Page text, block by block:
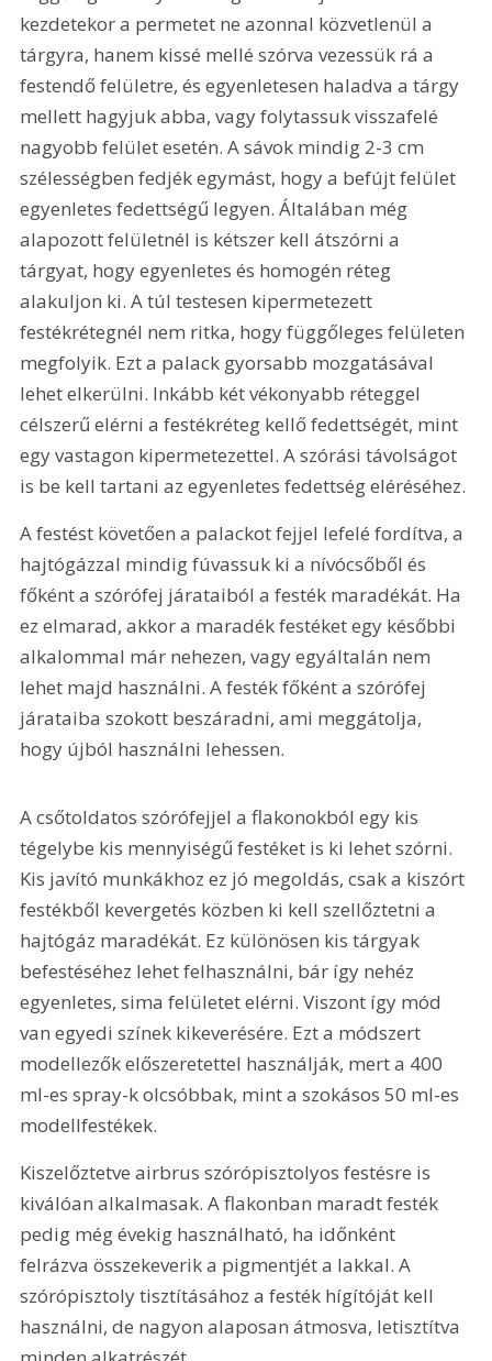
kezdetekor a permetet ne azonnal közvetlenül a
tárgyra, hanem kissé mellé szórva vezessük rá a
festendő felületre, és egyenletesen haladva a tárgy
mellett hagyjuk abba, vagy folytassuk visszafelé
nagyobb felület esetén. A sávok mindig 2-3 cm
szélességben fedjék egymást, hogy a befújt felület
egyenletes fedettségű legyen. Általában még
alapozott felületnél is kétszer kell átszórni a
tárgyat, hogy egyenletes és homogén réteg
alakuljon ki. A túl testesen kipermetezett
festékrétegnél nem ritka, hogy függőleges felületen
megfolyik. Ezt a palack gyorsabb mozgatásával
lehet elkerülni. Inkább két vékonyabb réteggel
célszerű elérni a festékréteg kellő fedettségét, mint
egy vastagon kipermetezettel. A szórási távolságot
is be kell tartani az egyenletes fedettség eléréséhez.
A festést követően a palackot fejjel lefelé fordítva, a
hajtógázzal mindig fúvassuk ki a nívócsőből és
főként a szórófej járataiból a festék maradékát. Ha
ez elmarad, akkor a maradék festéket egy későbbi
alkalommal már nehezen, vagy egyáltalán nem
lehet majd használni. A festék főként a szórófej
járataiba szokott beszáradni, ami meggátolja,
hogy újból használni lehessen.
A csőtoldatos szórófejjel a flakonokból egy kis
tégelybe kis mennyiségű festéket is ki lehet szórni.
Kis javító munkákhoz ez jó megoldás, csak a kiszórt
festékből kevergetés közben ki kell szellőztetni a
hajtógáz maradékát. Ez különösen kis tárgyak
befestéséhez lehet felhasználni, bár így nehéz
egyenletes, sima felületet elérni. Viszont így mód
van egyedi színek kikeverésére. Ezt a módszert
modellezők előszeretettel használják, mert a 400
ml-es spray-k olcsóbbak, mint a szokásos 50 ml-es
modellfestékek.
Kiszelőztetve airbrus szórópisztolyos festésre is
kiválóan alkalmasak. A flakonban maradt festék
pedig még évekig használható, ha időnként
felrázva összekeverik a pigmentjét a lakkal. A
szórópisztoly tisztításához a festék hígítóját kell
használni, de nagyon alaposan átmosva, letisztítva